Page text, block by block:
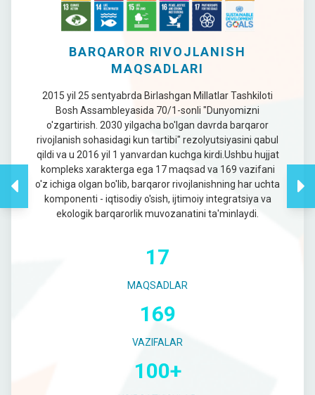
BARQAROR RIVOJLANISH
MAQSADLARI
2015 yil 25 sentyabrda Birlashgan Millatlar Tashkiloti
Bosh Assambleyasida 70/1-sonli "Dunyomizni
o'zgartirish. 2030 yilgacha bo'lgan davrda barqaror
rivojlanish sohasidagi kun tartibi" rezolyutsiyasini qabul
qildi va u 2016 yil 1 yanvardan kuchga kirdi.Ushbu hujjat
kompleks xarakterga ega 17 maqsad va 169 vazifani
o'z ichiga olgan bo'lib, barqaror rivojlanishning har uchta
komponenti - iqtisodiy o'sish, ijtimoiy integratsiya va
ekologik barqarorlik muvozanatini ta'minlaydi.
17
MAQSADLAR
169
VAZIFALAR
100+